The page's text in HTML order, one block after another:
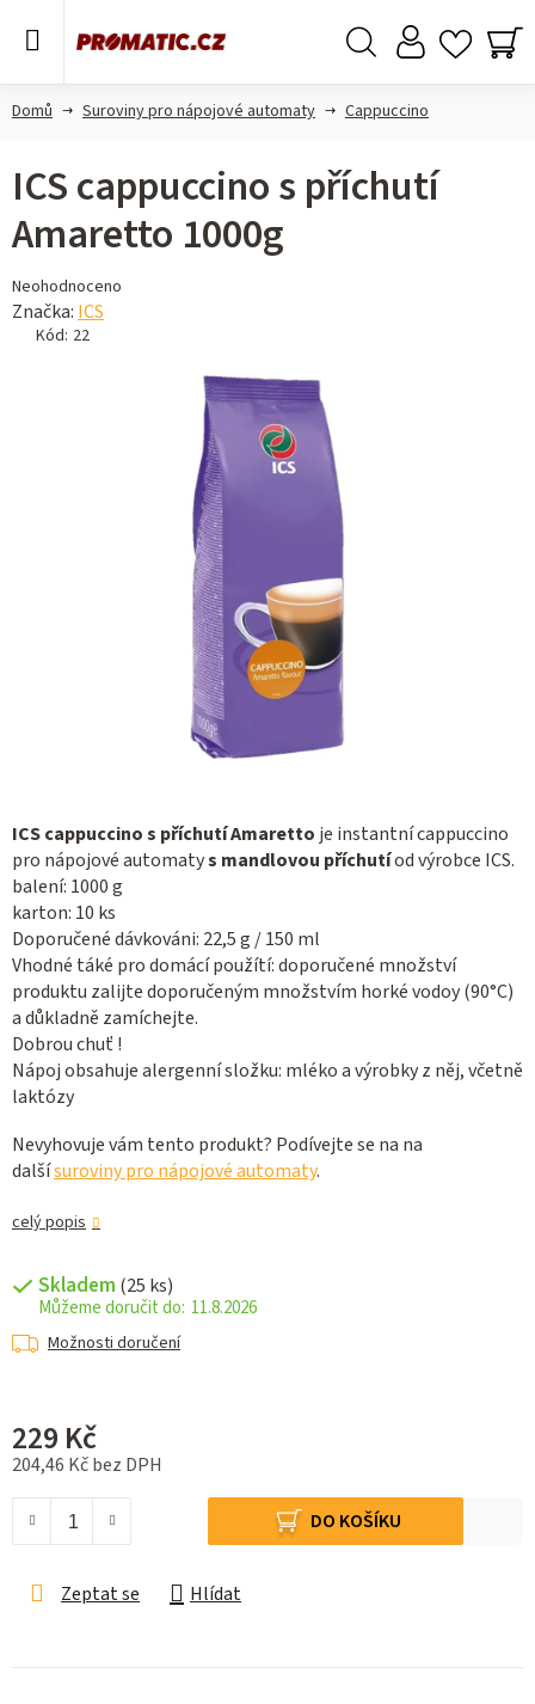
Domů Suroviny pro nápojové automaty Cappuccino
ICS cappuccino s příchutí Amaretto je instantní cappuccino
pro nápojové automatys mandlovou příchutíod výrobce ICS.
balení: 1000 g
karton: 10 ks
Doporučené dávkováni: 22,5 g / 150 ml
Vhodné táké pro domácí použítí: doporučené množství
produktu zalijte doporučeným množstvím horké vodoy (90°C)
a důkladně zamíchejte.
Dobrou chuť !
Nápoj obsahuje alergenní složku: mléko a výrobky z něj, včetně
laktózy
Nevyhovuje vám tento produkt? Podívejte se na na
dalšísuroviny pro nápojové automaty.
celý popis
Skladem (25 ks)
11.8.2026
Možnosti doručení
229 Kč
204,46 Kč bez DPH
DO KOŠÍKU
Zeptat se Hlídat
ICS cappuccino s příchutí
Amaretto 1000g
Průměrné
hodnocení
produktu
Neohodnoceno
Značka: ICS
Kód: 22